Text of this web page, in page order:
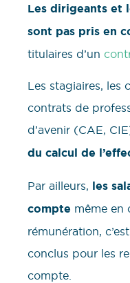
Les dirigeants et
sont pas pris en
titulaires d’un
Les stagiaires, les
contrats de
d’avenir (CAE,
du calcul de
Par ailleurs, les
compte même en
rémunération,
conclus pour les
compte.